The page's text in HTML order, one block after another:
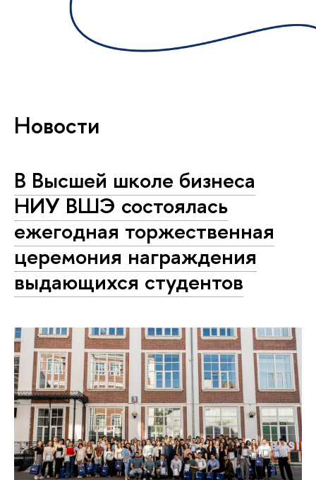
Новости
В Высшей школе бизнеса
НИУ ВШЭ состоялась
ежегодная торжественная
церемония награждения
выдающихся студентов